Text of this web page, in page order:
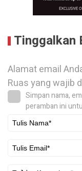
Tinggalkan
Alamat email
Ruas yang wajib
Simpan nama,
peramban ini